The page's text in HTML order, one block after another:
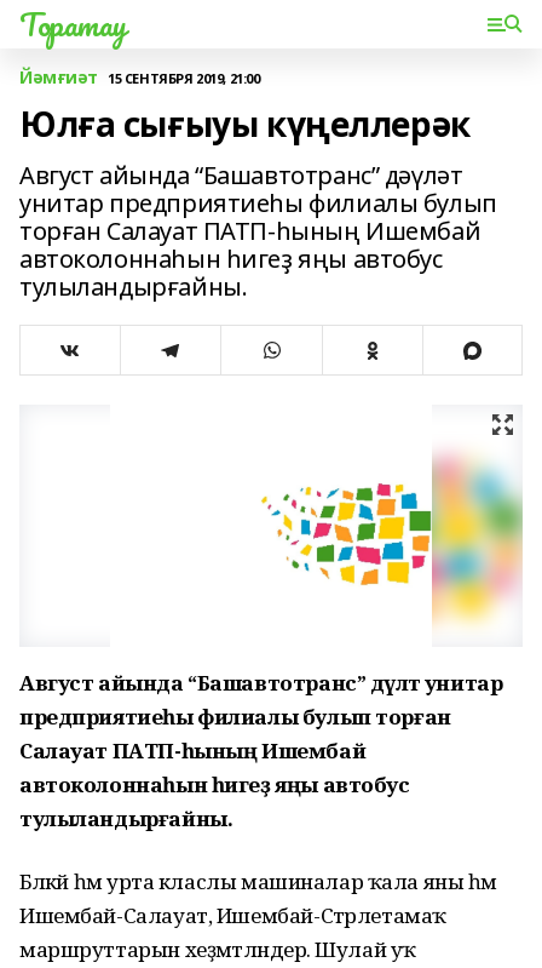
Торатау
Йәмғиәт 15 СЕНТЯБРЯ 2019, 21:00
Юлға сығыуы күңеллерәк
Август айында “Башавтотранс” дәүләт
унитар предприятиеһы филиалы булып
торған Салауат ПАТП-һының Ишембай
автоколоннаһын һигеҙ яңы автобус
тулыландырғайны.
Август айында “Башавтотранс” дәүләт унитар
предприятиеһы филиалы булып торған
Салауат ПАТП-һының Ишембай
автоколоннаһын һигеҙ яңы автобус
тулыландырғайны.
Бәләкәй һәм урта класлы машиналар ҡала яны һәм
Ишембай-Салауат, Ишембай-Стәрлетамаҡ
маршруттарын хеҙмәтләндерә. Шулай уҡ